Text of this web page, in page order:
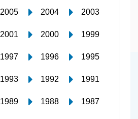
2005 2004 2003
2001 2000 1999
1997 1996 1995
1993 1992 1991
1989 1988 1987